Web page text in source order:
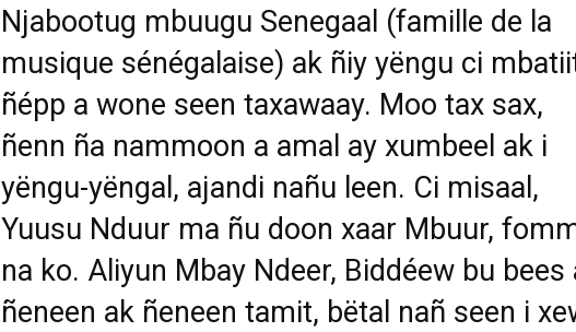
Njabootug mbuugu Senegaal (famille de la
musique sénégalaise) ak ñiy yëngu ci
ñépp a wone seen taxawaay. Moo tax sax,
ñenn ña nammoon a amal ay xumbeel ak i
yëngu-yëngal, ajandi nañu leen. Ci misaal,
Yuusu Nduur ma ñu doon xaar Mbuur,
na ko. Aliyun Mbay Ndeer, Biddéew bu bees
ñeneen ak ñeneen tamit, bëtal nañ seen i